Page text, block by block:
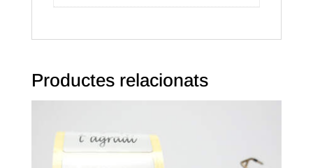
Productes relacionats